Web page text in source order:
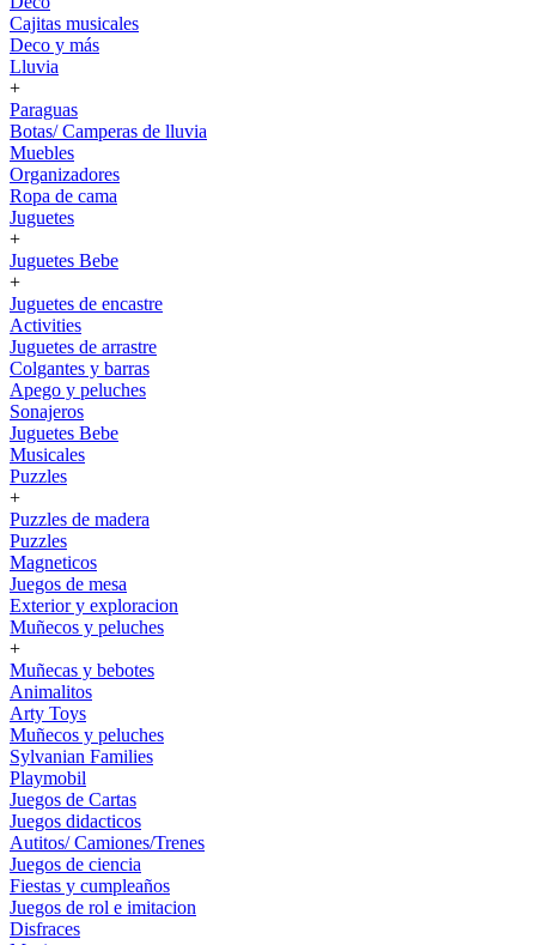
Cajitas musicales
Deco y más
Lluvia
+
Paraguas
Botas/ Camperas de lluvia
Muebles
Organizadores
Ropa de cama
Juguetes
+
Juguetes Bebe
+
Juguetes de encastre
Activities
Juguetes de arrastre
Colgantes y barras
Apego y peluches
Sonajeros
Juguetes Bebe
Musicales
Puzzles
+
Puzzles de madera
Puzzles
Magneticos
Juegos de mesa
Exterior y exploracion
Muñecos y peluches
+
Muñecas y bebotes
Animalitos
Arty Toys
Muñecos y peluches
Sylvanian Families
Playmobil
Juegos de Cartas
Juegos didacticos
Autitos/ Camiones/Trenes
Juegos de ciencia
Fiestas y cumpleaños
Juegos de rol e imitacion
Disfraces